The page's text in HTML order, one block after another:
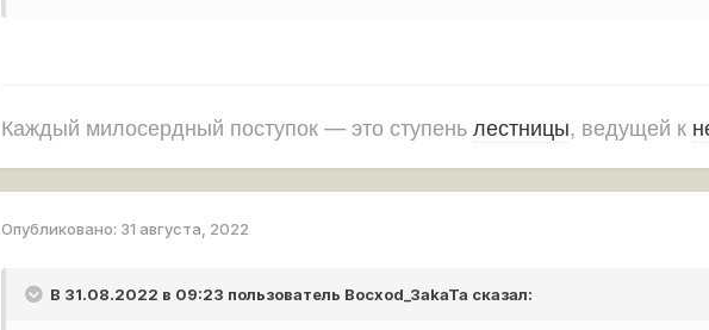
Каждый милосердный поступок — это ступеньлестницы, ведущей к
Опубликовано: 31 августа, 2022
В 31.08.2022 в 09:23 пользователь Bocxod_3akaTa сказал: